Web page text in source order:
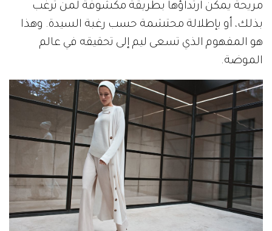
مريحة يمكن ارتداؤها بطريقة مكشوفة لمن ترغب
بذلك، أو بإطلالة محتشمة حسب رغبة السيدة. وهذا
هو المفهوم الذي تسعى ليم إلى تحقيقه في عالم
الموضة.